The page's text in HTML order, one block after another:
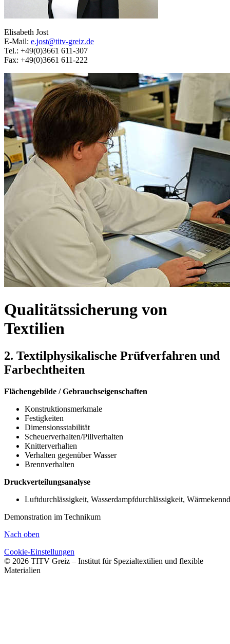
Elisabeth Jost
E-Mail: e.jost@titv-greiz.de
Tel.: +49(0)3661 611-307
Fax: +49(0)3661 611-222
Qualitätssicherung von
Textilien
2. Textilphysikalische Prüfverfahren und
Farbechtheiten
Flächengebilde / Gebrauchseigenschaften
Konstruktionsmerkmale
Festigkeiten
Dimensionsstabilität
Scheuerverhalten/Pillverhalten
Knitterverhalten
Verhalten gegenüber Wasser
Brennverhalten
Druckverteilungsanalyse
Luftdurchlässigkeit, Wasserdampfdurchlässigkeit,
Demonstration im Technikum
Nach oben
Cookie-Einstellungen
© 2026 TITV Greiz – Institut für Spezialtextilien und flexible
Materialien